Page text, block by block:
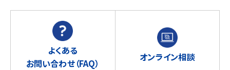
よくある
お問い合わせ（FAQ）
オンライン相談